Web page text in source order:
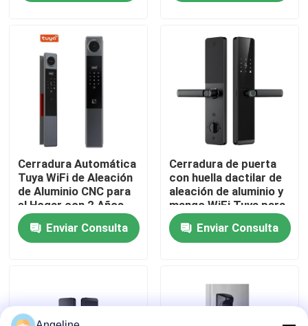
Sobre nosotros
Recorrido por la fábrica
Control de calidad
Noticias
Casos de trabajo
Download
Cerradura Automática
Tuya WiFi de Aleación
de Aluminio CNC para
el Hogar con 2 Años
de Garantía, E-739
Enviar Consulta
Cerradura de puerta
con huella dactilar de
aleación de aluminio y
mango WiFi Tuya para
el hogar, 2 años de
garantía, E-599
Enviar Consulta